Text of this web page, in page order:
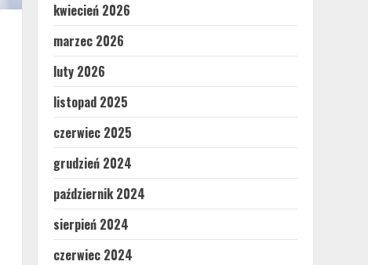
kwiecień 2026
marzec 2026
luty 2026
listopad 2025
czerwiec 2025
grudzień 2024
październik 2024
sierpień 2024
czerwiec 2024